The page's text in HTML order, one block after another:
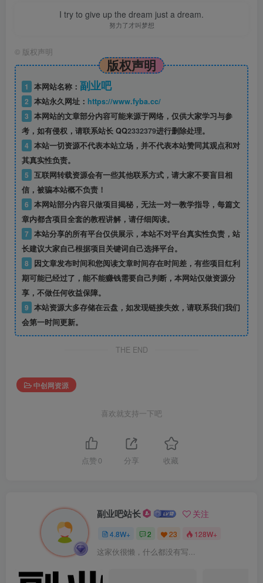
I try to give up the dream just a dream.
努力了才叫梦想
© 版权声明
版权声明
1 本网站名称： 副业吧
2 本站永久网址： https://www.fyba.cc/
3 本网站的文章部分内容可能来源于网络，仅供大家学习与参
考，如有侵权，请联系站长 QQ2332379进行删除处理。
4 本站一切资源不代表本站立场，并不代表本站赞同其观点和对
其真实性负责。
5 互联网转载资源会有一些其他联系方式，请大家不要盲目相
信，被骗本站概不负责！
6 本网站部分内容只做项目揭秘，无法一对一教学指导，每篇文
章内都含项目全套的教程讲解，请仔细阅读。
7 本站分享的所有平台仅供展示，本站不对平台真实性负责，站
长建议大家自己根据项目关键词自己选择平台。
8
因文章发布时间和您阅读文章时间存在时间差，有些项目红利
期可能已经过了，能不能赚钱需要自己判断，本网站仅做资源分
享，不做任何收益保障。
9 本站资源大多存储在云盘，如发现链接失效，请联系我们我们
会第一时间更新。
THE END
中创网资源
喜欢就支持一下吧
点赞 0 分享 收藏
副业吧站长 关注
4.8W+ 2 23 128W+
这家伙很懒，什么都没有写...